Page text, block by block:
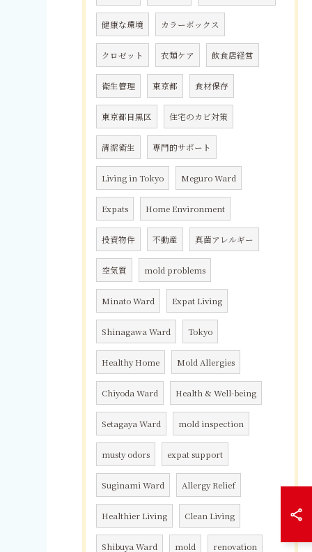
健康な環境 カラーボックス
クロゼット 衣類ケア 飲食店経営
衛生管理 東京都 食材保存
東京都目黒区 住宅のカビ対策
清潔衛生 専門的サポート
Living in Tokyo Meguro Ward
Expats Home Environment
投資物件 不動産 真菌アレルギー
空気質 mold problems
Minato Ward Expat Living
Shinagawa Ward Tokyo
Healthy Home Mold Allergies
Chiyoda Ward Health & Well-being
Setagaya Ward mold inspection
musty odors expat support
Suginami Ward Allergy Relief
Healthier Living Clean Living
Shibuya Ward mold renovation